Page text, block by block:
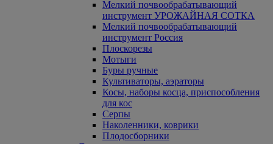
Мелкий почвообрабатывающий
инструмент УРОЖАЙНАЯ СОТКА
Мелкий почвообрабатывающий
инструмент Россия
Плоскорезы
Мотыги
Буры ручные
Культиваторы, аэраторы
Косы, наборы косца, приспособления
для кос
Серпы
Наколенники, коврики
Плодосборники